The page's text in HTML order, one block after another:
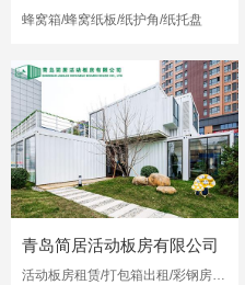
蜂窝箱/蜂窝纸板/纸护角/纸托盘
青岛简居活动板房有限公司
活动板房租赁/打包箱出租/彩钢房出租